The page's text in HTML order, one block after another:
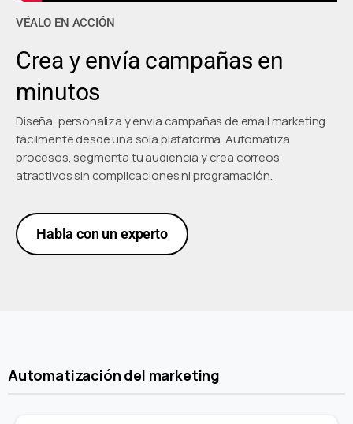
VÉALO EN ACCIÓN
Crea y envía campañas en
minutos
Diseña, personaliza y envía campañas de email marketing
fácilmente desde una sola plataforma. Automatiza
procesos, segmenta tu audiencia y crea correos
atractivos sin complicaciones ni programación.
Habla con un experto
Automatización del marketing